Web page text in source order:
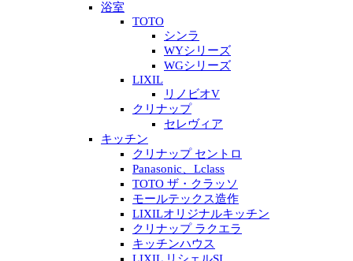
浴室
TOTO
シンラ
WYシリーズ
WGシリーズ
LIXIL
リノビオV
クリナップ
セレヴィア
キッチン
クリナップ セントロ
Panasonic、Lclass
TOTO ザ・クラッソ
モールテックス造作
LIXILオリジナルキッチン
クリナップ ラクエラ
キッチンハウス